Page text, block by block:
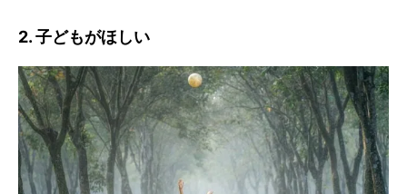
2. 子どもがほしい